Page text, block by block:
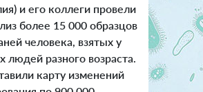
и его коллеги провели
более 15 000 образцов
человека, взятых у
людей разного возраста.
карту изменений